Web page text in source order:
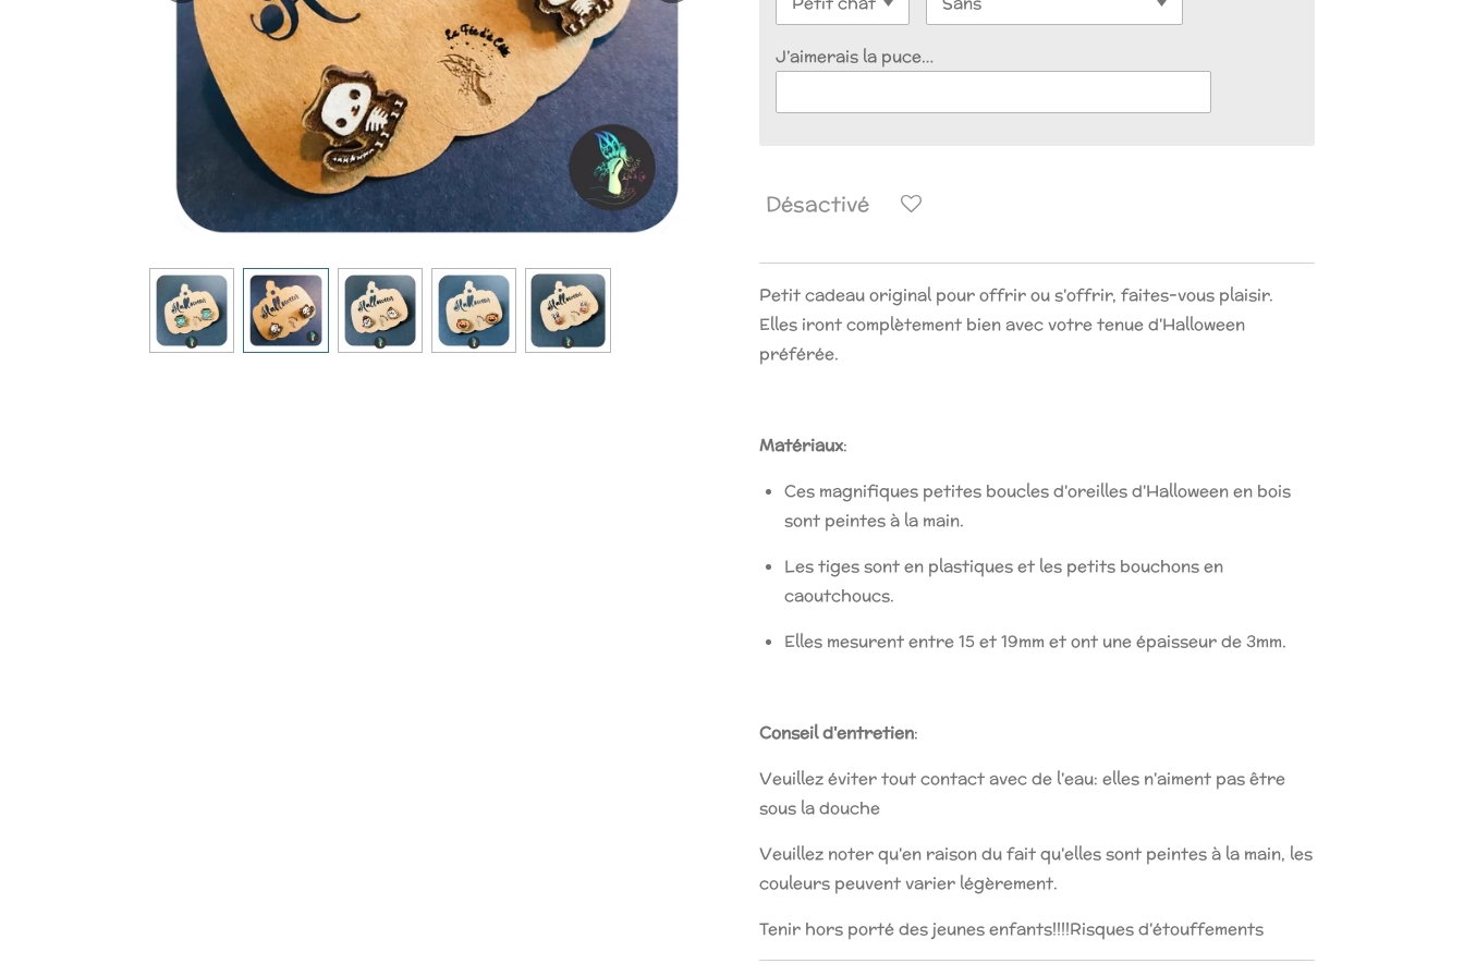
J’aimerais la puce…
Désactivé
Petit cadeau original pour offrir ou s'offrir, faites-vous plaisir.
Elles iront complètement bien avec votre tenue d'Halloween
préférée.
Matériaux:
Ces magnifiques petites boucles d'oreilles d'Halloween en bois
sont peintes à la main.
Les tiges sont en plastiques et les petits bouchons en
caoutchoucs.
Elles mesurent entre 15 et 19mm et ont une épaisseur de 3mm.
Conseil d'entretien:
Veuillez éviter tout contact avec de l'eau: elles n'aiment pas être
sous la douche
Veuillez noter qu'en raison du fait qu'elles sont peintes à la main, les
couleurs peuvent varier légèrement.
Tenir hors porté des jeunes enfants!!!!Risques d'étouffements